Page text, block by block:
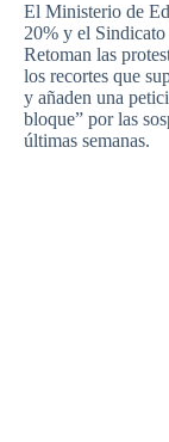
El Ministerio de
20% y el
Retoman las
los recortes que
y añaden una
bloque” por las
últimas semanas.